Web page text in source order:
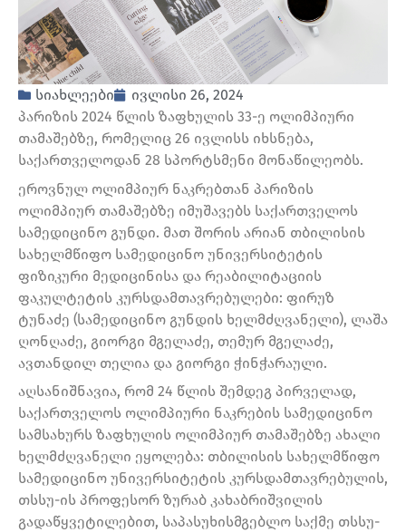
სიახლეები
ივლისი 26, 2024
პარიზის 2024 წლის ზაფხულის 33-ე ოლიმპიური
თამაშებზე, რომელიც 26 ივლისს იხსნება,
საქართველოდან 28 სპორტსმენი მონაწილეობს.
ეროვნულ ოლიმპიურ ნაკრებთან პარიზის
ოლიმპიურ თამაშებზე იმუშავებს საქართველოს
სამედიცინო გუნდი. მათ შორის არიან თბილისის
სახელმწიფო სამედიცინო უნივერსიტეტის
ფიზიკური მედიცინისა და რეაბილიტაციის
ფაკულტეტის კურსდამთავრებულები: ფირუზ
ტუნაძე (სამედიცინო გუნდის ხელმძღვანელი), ლაშა
ღონღაძე, გიორგი მგელაძე, თემურ მგელაძე,
ავთანდილ თელია და გიორგი ჭინჭარაული.
აღსანიშნავია, რომ 24 წლის შემდეგ პირველად,
საქართველოს ოლიმპიური ნაკრების სამედიცინო
სამსახურს ზაფხულის ოლიმპიურ თამაშებზე ახალი
ხელმძღვანელი ეყოლება: თბილისის სახელმწიფო
სამედიცინო უნივერსიტეტის კურსდამთავრებულის,
თსსუ-ის პროფესორ ზურაბ კახაბრიშვილის
გადაწყვეტილებით, საპასუხისმგებლო საქმე თსსუ-